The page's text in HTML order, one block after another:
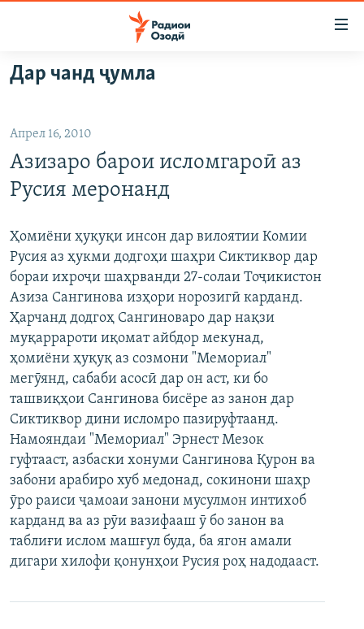
Ҷаҳиш
ба
аслӣ
Ҷаҳиш
ба
феҳристи
аслӣ
Ҷаҳиш
ба
ҷустор
ГӮШАҲО
ҚАЗИЯИ "КРОКУС"
ОСИЁИ МАРКАЗӢ
ФАРҲАНГ
МЕҲМОНИ ОЗОДӢ
ВАРЗИШ
РӮЗГОРИ МУҲОҶИР
САЛОМ, ХОҲАР
ТАҲҚИҚОТ
ҶАНГ ДАР УКРАИНА
НАЗАРИ МАРДУМ
БЛОГИСТОН
ОЗОДӢ ОНЛАЙН
ЧАНДРАСОНАӢ
ВИДЕО
НИГОРИСТОН
ГУЗОРИШҲОИ РАДИОӢ
РӮЙХАТҲО
КИТОБҲОИ ОЗОДӢ
Русский
ПАЙГИРӢ КУНЕД
Ҳамаи сомонаҳои RFE/RL
Дар чанд ҷумла
Апрел 16, 2010
Азизаро барои исломгароӣ аз
Русия меронанд
Ҳомиёни ҳуқуқи инсон дар вилоятии Комии
Русия аз ҳукми додгоҳи шаҳри Сиктиквор дар
бораи ихроҷи шаҳрванди 27-солаи Тоҷикистон
Азиза Сангинова изҳори норозигӣ карданд.
Ҳарчанд додгоҳ Сангиноваро дар нақзи
муқаррароти иқомат айбдор мекунад,
ҳомиёни ҳуқуқ аз созмони "Мемориал"
мегӯянд, сабаби асосӣ дар он аст, ки бо
ташвиқҳои Сангинова бисёре аз занон дар
Сиктиквор дини исломро пазируфтаанд.
Намояндаи "Мемориал" Эрнест Мезок
гуфтааст, азбаски хонуми Сангинова Қурон ва
забони арабиро хуб медонад, сокинони шаҳр
ӯро раиси ҷамоаи занони мусулмон интихоб
карданд ва аз рӯи вазифааш ӯ бо занон ва
таблиғи ислом машғул буда, ба ягон амали
дигари хилофи қонунҳои Русия роҳ надодааст.